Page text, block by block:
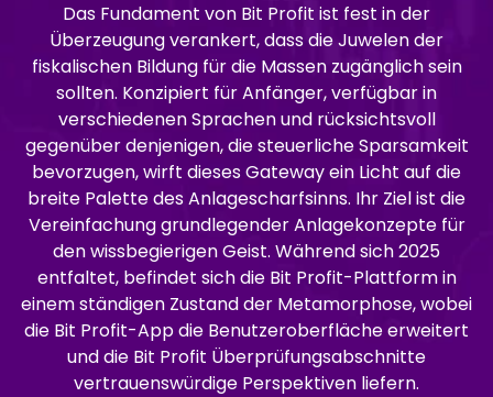
Das Fundament von Bit Profit ist fest in der
Überzeugung verankert, dass die Juwelen der
fiskalischen Bildung für die Massen zugänglich sein
sollten. Konzipiert für Anfänger, verfügbar in
verschiedenen Sprachen und rücksichtsvoll
gegenüber denjenigen, die steuerliche Sparsamkeit
bevorzugen, wirft dieses Gateway ein Licht auf die
breite Palette des Anlagescharfsinns. Ihr Ziel ist die
Vereinfachung grundlegender Anlagekonzepte für
den wissbegierigen Geist. Während sich 2025
entfaltet, befindet sich die Bit Profit-Plattform in
einem ständigen Zustand der Metamorphose, wobei
die Bit Profit-App die Benutzeroberfläche erweitert
und die Bit Profit Überprüfungsabschnitte
vertrauenswürdige Perspektiven liefern.